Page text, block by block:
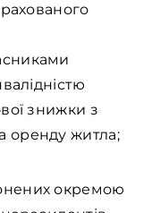
знижки з
оренду житла;
окремою